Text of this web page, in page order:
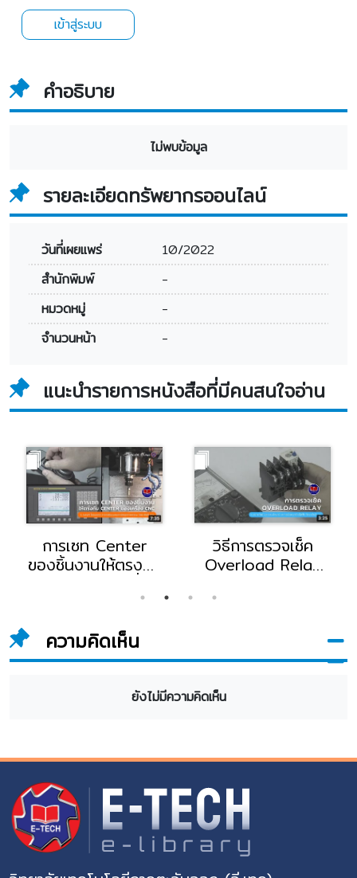
เข้าสู่ระบบ
คำอธิบาย
ไม่พบข้อมูล
รายละเอียดทรัพยากรออนไลน์
วันที่เผยแพร่
10/2022
สำนักพิมพ์
-
หมวดหมู่
-
จำนวนหน้า
-
แนะนำรายการหนังสือที่มีคนสนใจอ่าน
การเซท Center
ของชิ้นงานให้ตรงกับ
CNC โดยอาจารย์
อาจารย์แผนกช่าง
เทคนิคอุตสาหกรรม
วิธีการตรวจเช็ค
Overload Relay
สุวรรณลักษณ์
ความคิดเห็น
ยังไม่มีความคิดเห็น